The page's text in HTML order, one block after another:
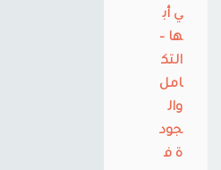
ي أب
ها –
التك
امل
وال
جود
ة ف